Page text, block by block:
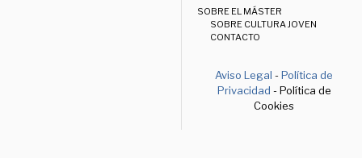
SOBRE EL MÁSTER
SOBRE CULTURA JOVEN
CONTACTO
Aviso Legal -Política de
Privacidad - Política de
Cookies